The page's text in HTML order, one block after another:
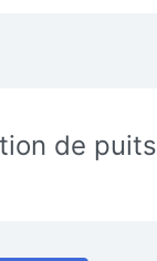
de puits